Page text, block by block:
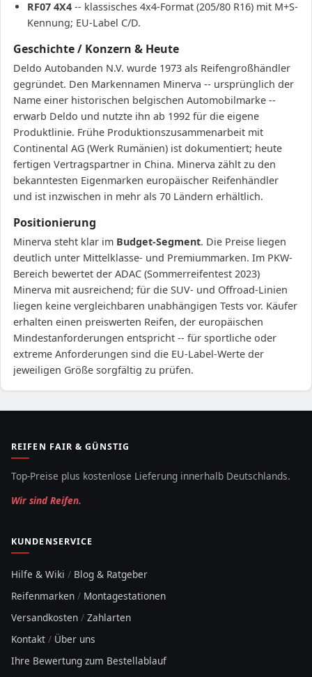
RF07 4X4 -- klassisches 4x4-Format (205/80 R16) mit M+S-
Kennung; EU-Label C/D.
Geschichte / Konzern & Heute
Deldo Autobanden N.V. wurde 1973 als Reifengroßhändler
gegründet. Den Markennamen Minerva -- ursprünglich der
Name einer historischen belgischen Automobilmarke --
erwarb Deldo und nutzte ihn ab 1992 für die eigene
Produktlinie. Frühe Produktionszusammenarbeit mit
Continental AG (Werk Rumänien) ist dokumentiert; heute
fertigen Vertragspartner in China. Minerva zählt zu den
bekanntesten Eigenmarken europäischer Reifenhändler
und ist inzwischen in mehr als 70 Ländern erhältlich.
Positionierung
Minerva steht klar im Budget-Segment. Die Preise liegen
deutlich unter Mittelklasse- und Premiummarken. Im PKW-
Bereich bewertet der ADAC (Sommerreifentest 2023)
Minerva mit ausreichend; für die SUV- und Offroad-Linien
liegen keine vergleichbaren unabhängigen Tests vor. Käufer
erhalten einen preiswerten Reifen, der europäischen
Mindestanforderungen entspricht -- für sportliche oder
extreme Anforderungen sind die EU-Label-Werte der
jeweiligen Größe sorgfältig zu prüfen.
REIFEN FAIR & GÜNSTIG
Top-Preise plus kostenlose Lieferung innerhalb Deutschlands.
Wir sind Reifen.
KUNDENSERVICE
Hilfe & Wiki / Blog & Ratgeber
Reifenmarken / Montagestationen
Versandkosten / Zahlarten
Kontakt / Über uns
Ihre Bewertung zum Bestellablauf